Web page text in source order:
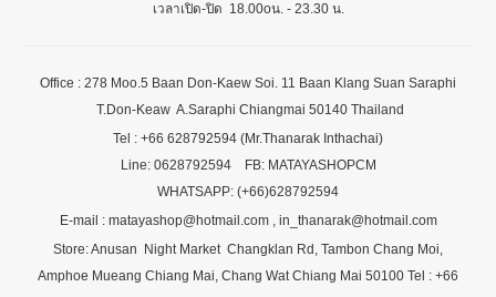
เวลาเปิด-ปิด 18.00oน. - 23.30 น.
Office : 278 Moo.5 Baan Don-Kaew Soi. 11 Baan Klang Suan Saraphi
T.Don-Keaw A.Saraphi Chiangmai 50140 Thailand
Tel : +66 628792594 (Mr.Thanarak Inthachai)
Line: 0628792594 FB: MATAYASHOPCM
WHATSAPP: (+66)628792594
E-mail : matayashop@hotmail.com , in_thanarak@hotmail.com
Store: Anusan Night Market Changklan Rd, Tambon Chang Moi,
Amphoe Mueang Chiang Mai, Chang Wat Chiang Mai 50100 Tel : +66